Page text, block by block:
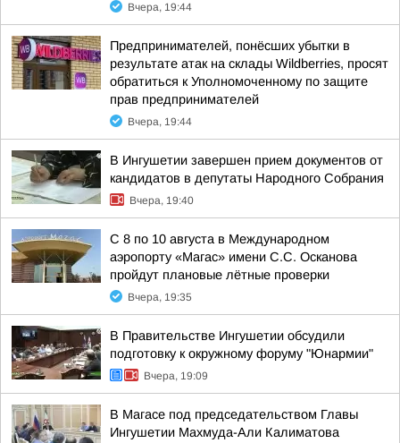
Вчера, 19:44
Предпринимателей, понёсших убытки в
результате атак на склады Wildberries, просят
обратиться к Уполномоченному по защите
прав предпринимателей
Вчера, 19:44
В Ингушетии завершен прием документов от
кандидатов в депутаты Народного Собрания
Вчера, 19:40
С 8 по 10 августа в Международном
аэропорту «Магас» имени С.С. Осканова
пройдут плановые лётные проверки
Вчера, 19:35
В Правительстве Ингушетии обсудили
подготовку к окружному форуму "Юнармии"
Вчера, 19:09
В Магасе под председательством Главы
Ингушетии Махмуда-Али Калиматова